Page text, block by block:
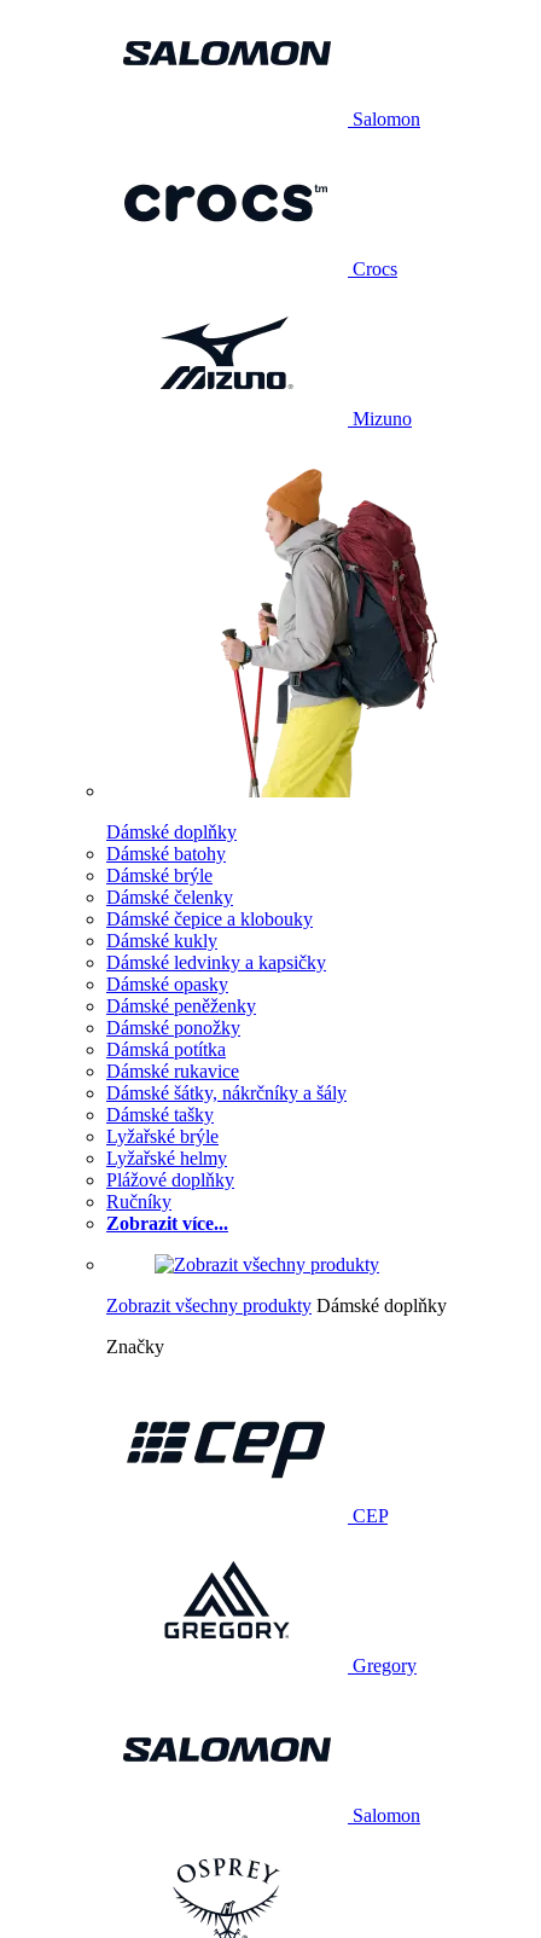
Salomon
Crocs
Mizuno
Dámské doplňky
Dámské batohy
Dámské brýle
Dámské čelenky
Dámské čepice a klobouky
Dámské kukly
Dámské ledvinky a kapsičky
Dámské opasky
Dámské peněženky
Dámské ponožky
Dámská potítka
Dámské rukavice
Dámské šátky, nákrčníky a šály
Dámské tašky
Lyžařské brýle
Lyžařské helmy
Plážové doplňky
Ručníky
Zobrazit více...
Zobrazit všechny produkty Dámské doplňky
Značky
CEP
Gregory
Salomon